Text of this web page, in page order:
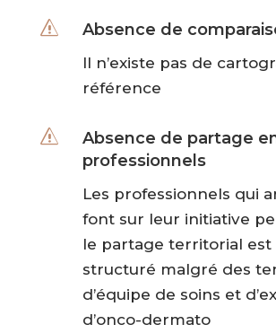
s Absence de
Il n’existe pas de
référence
s
Absence de partage
professionnels
Les professionnels qui
font sur leur initiative
le partage territorial est
structuré malgré des
d’équipe de soins et
d’onco-dermato